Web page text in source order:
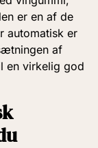
er en af de
automatisk er
af
en virkelig god